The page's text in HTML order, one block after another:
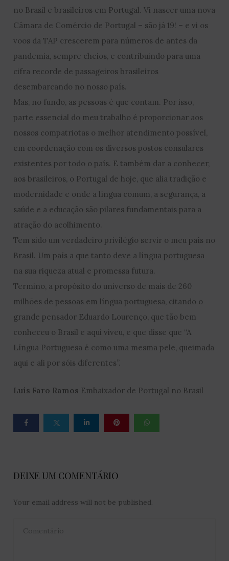
no Brasil e brasileiros em Portugal. Vi nascer uma nova
Câmara de Comércio de Portugal – são já 19! – e vi os
voos da TAP crescerem para números de antes da
pandemia, sempre cheios, e contribuindo para uma
cifra recorde de passageiros brasileiros
desembarcando no nosso país.
Mas, no fundo, as pessoas é que contam. Por isso,
parte essencial do meu trabalho é proporcionar aos
nossos compatriotas o melhor atendimento possível,
em coordenação com os diversos postos consulares
existentes por todo o país. E também dar a conhecer,
aos brasileiros, o Portugal de hoje, que alia tradição e
modernidade e onde a língua comum, a segurança, a
saúde e a educação são pilares fundamentais para a
atração do acolhimento.
Tem sido um verdadeiro privilégio servir o meu país no
Brasil. Um país a que tanto deve a língua portuguesa
na sua riqueza atual e promessa futura.
Termino, a propósito do universo de mais de 260
milhões de pessoas em língua portuguesa, citando o
grande pensador Eduardo Lourenço, que tão bem
conheceu o Brasil e aqui viveu, e que disse que “A
Língua Portuguesa é como uma mesma pele, queimada
aqui e ali por sóis diferentes”.
Luís Faro Ramos Embaixador de Portugal no Brasil
DEIXE UM COMENTÁRIO
Your email address will not be published.